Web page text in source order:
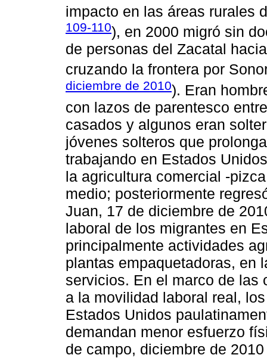
impacto en las áreas rurales
109-110), en 2000 migró sin
de personas del Zacatal
cruzando la frontera por
diciembre de 2010). Eran
con lazos de parentesco
casados y algunos eran
jóvenes solteros que
trabajando en Estados
la agricultura comercial -
medio; posteriormente
Juan, 17 de diciembre de
laboral de los migrantes en
principalmente actividades
plantas empaquetadoras, en
servicios. En el marco de las
a la movilidad laboral real,
Estados Unidos
demandan menor esfuerzo
de campo, diciembre de